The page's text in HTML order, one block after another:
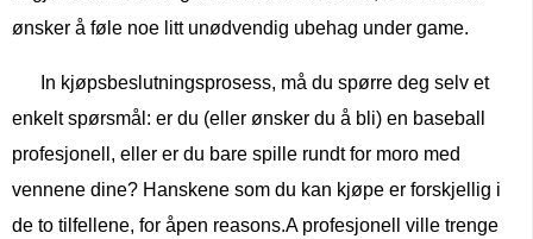
ønsker å føle noe litt unødvendig ubehag under game.
In kjøpsbeslutningsprosess, må du spørre deg selv et
enkelt spørsmål: er du (eller ønsker du å bli) en baseball
profesjonell, eller er du bare spille rundt for moro med
vennene dine? Hanskene som du kan kjøpe er forskjellig i
de to tilfellene, for åpen reasons.A profesjonell ville trenge